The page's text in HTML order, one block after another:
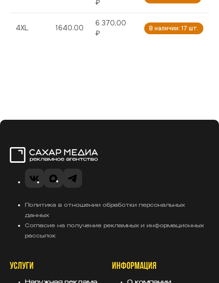
₽
4XL 1640.00
6 370,00
₽
В наличии: 17 шт.
VK MAXTelegram
Политика в отношении обработки персональных
данных
Согласие на получение рекламных и информационных
рассылок
УСЛУГИ ИНФОРМАЦИЯ